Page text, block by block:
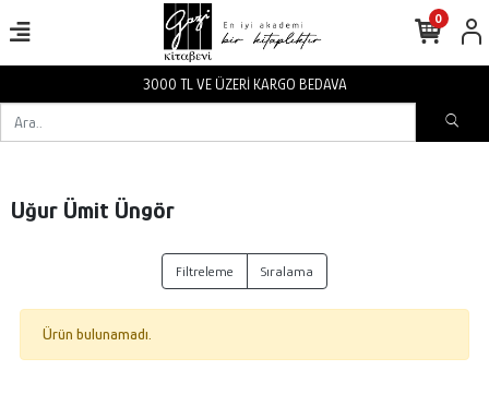
3000 TL VE ÜZERİ KARGO BEDAVA
0
Uğur Ümit Üngör
Filtreleme Sıralama
Ürün bulunamadı.